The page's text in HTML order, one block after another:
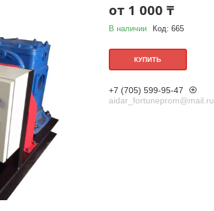
от 1 000 ₸
В наличии Код: 665
КУПИТЬ
+7 (705) 599-95-47
aidar_fortuneprom@mail.ru